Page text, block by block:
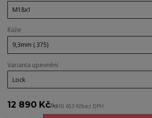
Ráže
Varianta upevnění
12 890 Kč/ks10 653 Kčbez DPH